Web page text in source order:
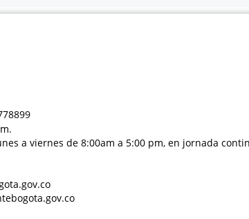
a viernes de 8:00am a 5:00 pm, en jornada